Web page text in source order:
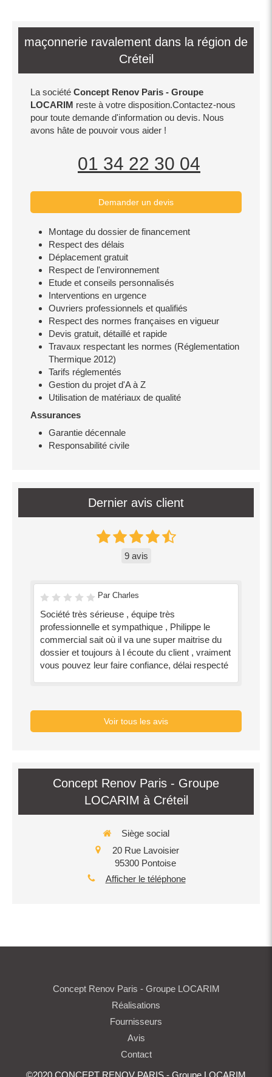
maçonnerie ravalement dans la région de
Créteil
La société Concept Renov Paris - Groupe
LOCARIM reste à votre disposition.Contactez-nous
pour toute demande d'information ou devis. Nous
avons hâte de pouvoir vous aider !
01 34 22 30 04
Demander un devis
Montage du dossier de financement
Respect des délais
Déplacement gratuit
Respect de l'environnement
Etude et conseils personnalisés
Interventions en urgence
Ouvriers professionnels et qualifiés
Respect des normes françaises en vigueur
Devis gratuit, détaillé et rapide
Travaux respectant les normes (Réglementation
Thermique 2012)
Tarifs réglementés
Gestion du projet d'A à Z
Utilisation de matériaux de qualité
Assurances
Garantie décennale
Responsabilité civile
Dernier avis client
9 avis
Par Charles
Société très sérieuse , équipe très
professionnelle et sympathique , Philippe le
commercial sait où il va une super maitrise du
dossier et toujours à l écoute du client , vraiment
vous pouvez leur faire confiance, délai respecté
Voir tous les avis
Concept Renov Paris - Groupe
LOCARIM à Créteil
Siège social
20 Rue Lavoisier
95300 Pontoise
Afficher le téléphone
Concept Renov Paris - Groupe LOCARIM
Réalisations
Fournisseurs
Avis
Contact